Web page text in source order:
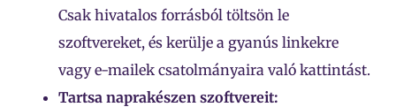
Csak hivatalos forrásból töltsön le
szoftvereket, és kerülje a gyanús linkekre
vagy e-mailek csatolmányaira való kattintást.
Tartsa naprakészen szoftvereit: